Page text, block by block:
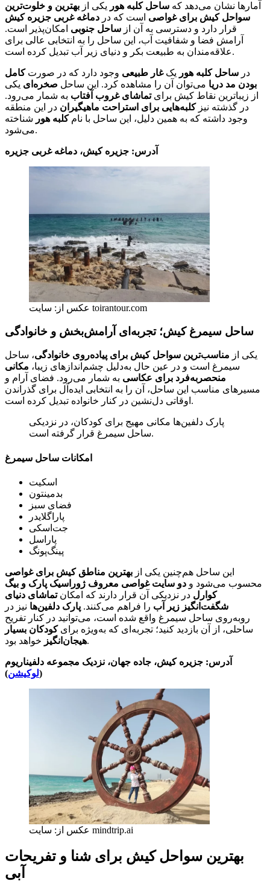
آمارها نشان می‌دهد که ساحل کلبه هور یکی از بهترین و خلوت‌ترین
سواحل کیش برای غواصی است که در دماغه غربی جزیره کیش
قرار دارد و دسترسی به آن از ساحل جنوبی امکان‌پذیر است.
آرامش فضا و شفافیت آب، این ساحل را به انتخابی عالی برای
علاقه‌مندان به طبیعت بکر و دنیای زیر آب تبدیل کرده است.
در ساحل کلبه هور یکغار طبیعی وجود دارد که در صورتکامل
بودن مد دریا می‌توان آن را مشاهده کرد. این ساحل صخره‌ای یکی
از زیباترین نقاط کیش برایتماشای غروب آفتاب به شمار می‌رود.
در گذشته نیزکلبه‌هایی برای استراحت ماهیگیران در این منطقه
وجود داشته که به همین دلیل، این ساحل با نامکلبه هور شناخته
می‌شود.
آدرس: جزیره کیش، دماغه غربی جزیره
عکس از: سایت toirantour.com
ساحل سیمرغ کیش؛ تجربه‌ای آرامش‌بخش و خانوادگی
یکی از مناسب‌ترین سواحل کیش برای پیاده‌روی خانوادگی، ساحل
سیمرغ است و در عین حال به‌دلیل چشم‌اندازهای زیبا، مکانی
منحصربه‌فرد برای عکاسی به شمار می‌رود. فضای آرام و
مسیرهای مناسب این ساحل، آن را به انتخابی ایده‌آل برای گذراندن
اوقاتی دل‌نشین در کنار خانواده تبدیل کرده است.
پارک دلفین‌ها مکانی مهیج برای کودکان، در نزدیکی
ساحل سیمرغ قرار گرفته است.
امکانات ساحل سیمرغ
اسکیت
بدمينتون
فضای سبز
پاراگلایدر
جت‌اسکی
پاراسل
پینگ‌پونگ
این ساحل هم‌چنین یکی از بهترین مناطق کیش برای غواصی
محسوب می‌شود و دو سایت غواصی معروف ژوراسیک پارک و بیگ
کوارل در نزدیکی آن قرار دارند که امکانتماشای دنیای
شگفت‌انگیز زیر آب را فراهم می‌کنند. پارک دلفین‌ها نیز در
روبه‌روی ساحل سیمرغ واقع شده است، می‌توانید در کنار تفریح
ساحلی، از آن بازدید کنید؛ تجربه‌ای که به‌ویژه برایکودکان بسیار
هیجان‌انگیزخواهد بود.
آدرس: جزیره کیش، جاده جهان، نزدیک مجموعه دلفیناریوم
(لوکیشن)
عکس از: سایت mindtrip.ai
بهترین سواحل کیش برای شنا و تفریحات
آبی